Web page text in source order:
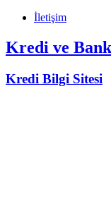
İletişim
Kredi ve
Kredi Bilgi Sitesi